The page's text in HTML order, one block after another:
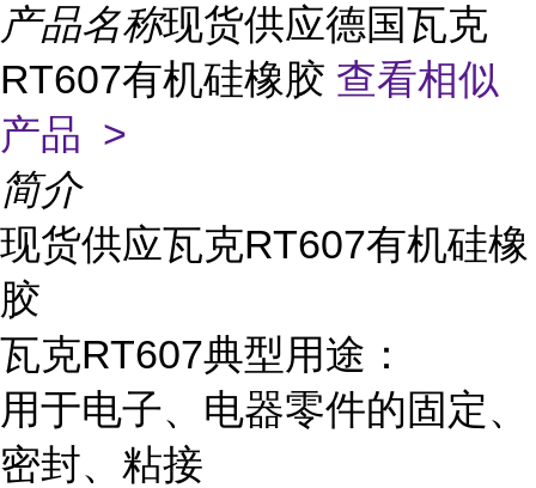
产品名称现货供应德国瓦克
RT607有机硅橡胶 查看相似
产品 >
简介
现货供应瓦克RT607有机硅橡
胶
瓦克RT607典型用途：
用于电子、电器零件的固定、
密封、粘接